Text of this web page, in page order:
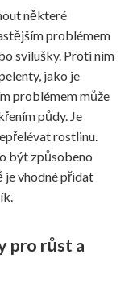
některé
problémem
svilušky. Proti nim
jako je
problémem může
půdy. Je
rostlinu.
být způsobeno
je vhodné přidat
pro růst a